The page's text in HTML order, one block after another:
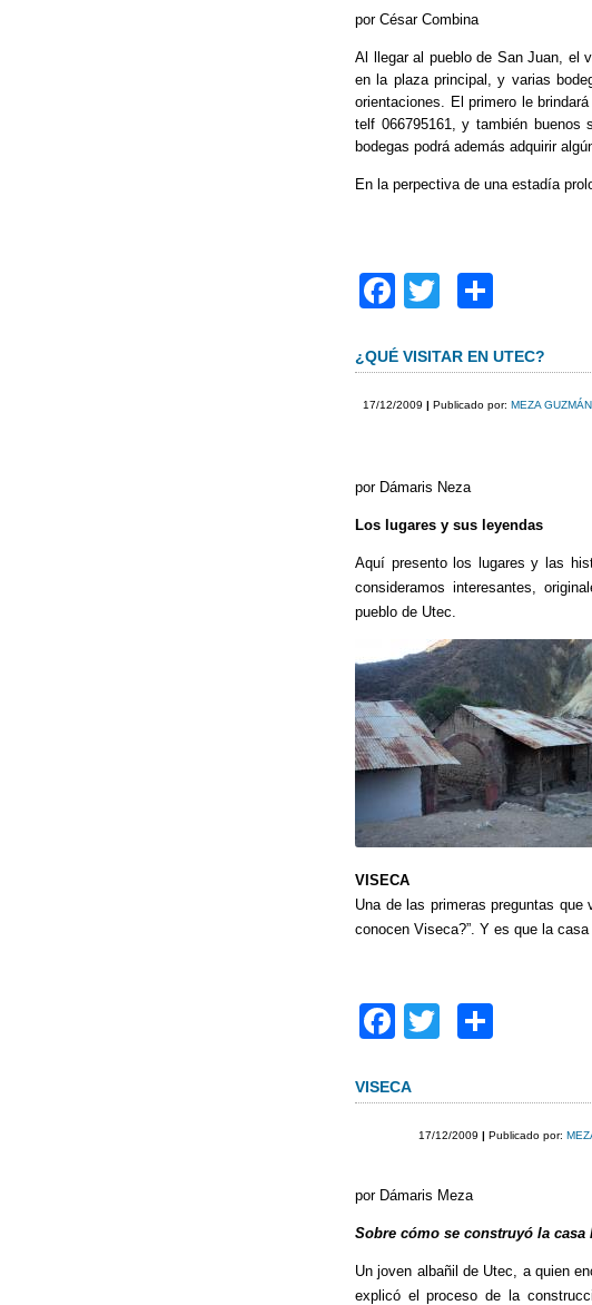
o
o
k
por César Combina
Al llegar al pueblo de San Juan, el
en la plaza principal, y varias
orientaciones. El primero le
telf 066795161, y también
bodegas podrá además adquirir
En la perpectiva de una estadía
F
c
e
o
k
tt
er
m
p
¿QUÉ VISITAR EN UTEC?
17/12/2009 | Publicado por:MEZA
por Dámaris Neza
Los lugares y sus leyendas
Aquí presento los lugares y las
consideramos interesantes,
pueblo de Utec.
VISECA
Una de las primeras preguntas
conocen Viseca?”. Y es que la
F
c
o
o
k
tt
er
m
p
VISECA
17/12/2009 | Publicado por:
por Dámaris Meza
Sobre cómo se construyó la casa
Un joven albañil de Utec, a quien
explicó el proceso de la